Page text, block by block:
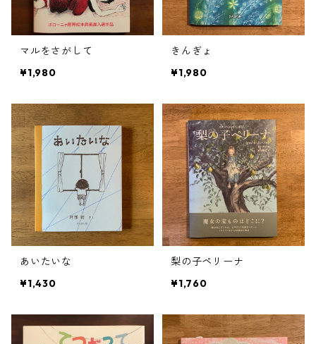
マルをさがして
¥1,980
きんぎょ
¥1,980
あいたいな
¥1,430
梨の子ペリーナ
¥1,760